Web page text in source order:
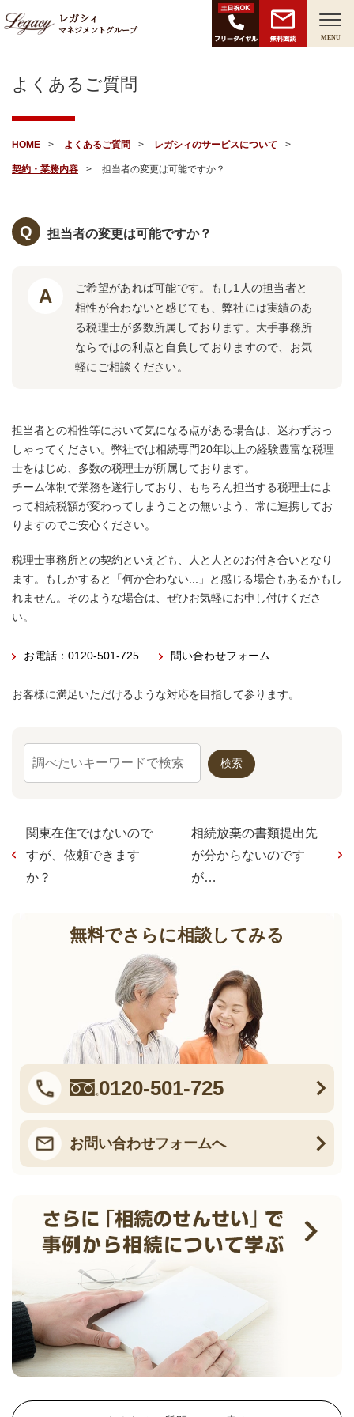
レガシィ
マネジメントグループ
無料面談 MENU
よくあるご質問
HOME よくあるご質問 レガシィのサービスについて
契約・業務内容 担当者の変更は可能ですか？...
担当者の変更は可能ですか？
ご希望があれば可能です。もし1人の担当者と
相性が合わないと感じても、弊社には実績のあ
る税理士が多数所属しております。大手事務所
ならではの利点と自負しておりますので、お気
軽にご相談ください。
担当者との相性等において気になる点がある場合は、迷わずおっ
しゃってください。弊社では相続専門20年以上の経験豊富な税理
士をはじめ、多数の税理士が所属しております。
チーム体制で業務を遂行しており、もちろん担当する税理士によ
って相続税額が変わってしまうことの無いよう、常に連携してお
りますのでご安心ください。
税理士事務所との契約といえども、人と人とのお付き合いとなり
ます。もしかすると「何か合わない...」と感じる場合もあるかもし
れません。そのような場合は、ぜひお気軽にお申し付けくださ
い。
お電話：0120-501-725 問い合わせフォーム
お客様に満足いただけるような対応を目指して参ります。
関東在住ではないので
すが、依頼できます
か？
相続放棄の書類提出先
が分からないのです
が…
無料でさらに相談してみる
0120-501-725
お問い合わせフォームへ